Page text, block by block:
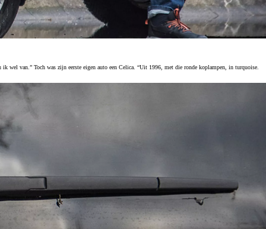
wel van.” Toch was zijn eerste eigen auto een Celica. “Uit 1996, met die ronde koplampen, in turquoise.